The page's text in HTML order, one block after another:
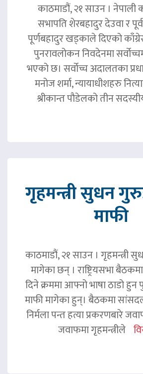
काठमाडौं, २१ साउन । नेपाली
सभापति शेरबहादुर देउवा र
पूर्णबहादुर खड्काले दिएको
पुनरावलोकन निवदेनमा
भएको छ। सर्वोच्च अदालतका
मनोज शर्मा, न्यायाधीशहरु
श्रीकान्त पौडेलको तीन
गृहमन्त्री सुधन
माफी
काठमाडौं, २१ साउन । गृहमन्त्री
मागेका छन् । राष्ट्रियसभा
दिने क्रममा आफ्नो भाषा ठाडो
माफी मागेका हुन्। बैठकमा
निर्मला पन्त हत्या प्रकरणबारे
जवाफमा गृहमन्त्रीले